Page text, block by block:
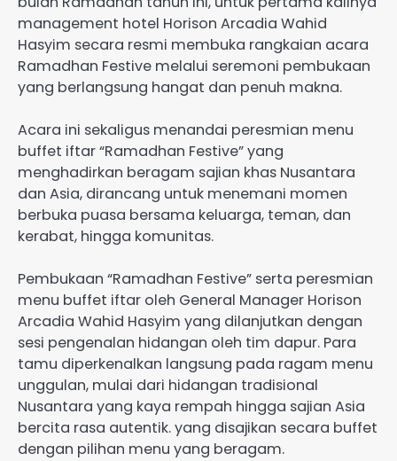
management hotel Horison Arcadia Wahid
Hasyim secara resmi membuka rangkaian acara
Ramadhan Festive melalui seremoni pembukaan
yang berlangsung hangat dan penuh makna.
Acara ini sekaligus menandai peresmian menu
buffet iftar “Ramadhan Festive” yang
menghadirkan beragam sajian khas Nusantara
dan Asia, dirancang untuk menemani momen
berbuka puasa bersama keluarga, teman, dan
kerabat, hingga komunitas.
Pembukaan “Ramadhan Festive” serta peresmian
menu buffet iftar oleh General Manager Horison
Arcadia Wahid Hasyim yang dilanjutkan dengan
sesi pengenalan hidangan oleh tim dapur. Para
tamu diperkenalkan langsung pada ragam menu
unggulan, mulai dari hidangan tradisional
Nusantara yang kaya rempah hingga sajian Asia
bercita rasa autentik. yang disajikan secara buffet
dengan pilihan menu yang beragam.